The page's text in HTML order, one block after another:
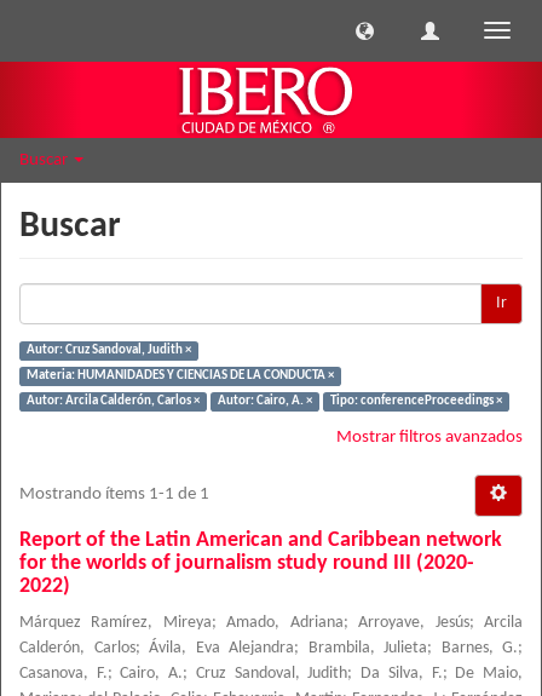
Buscar
Buscar
Ir
Autor: Cruz Sandoval, Judith ×
Materia: HUMANIDADES Y CIENCIAS DE LA CONDUCTA ×
Autor: Arcila Calderón, Carlos ×
Autor: Cairo, A. × Tipo: conferenceProceedings ×
Mostrar filtros avanzados
Mostrando ítems 1-1 de 1
Report of the Latin American and Caribbean network
for the worlds of journalism study round III (2020-
2022)
Márquez Ramírez, Mireya;Amado, Adriana;Arroyave, Jesús;Arcila
Calderón, Carlos; Ávila, Eva Alejandra; Brambila, Julieta; Barnes, G.;
Casanova, F.;Cairo, A.; Cruz Sandoval, Judith; Da Silva, F.;
De Maio,